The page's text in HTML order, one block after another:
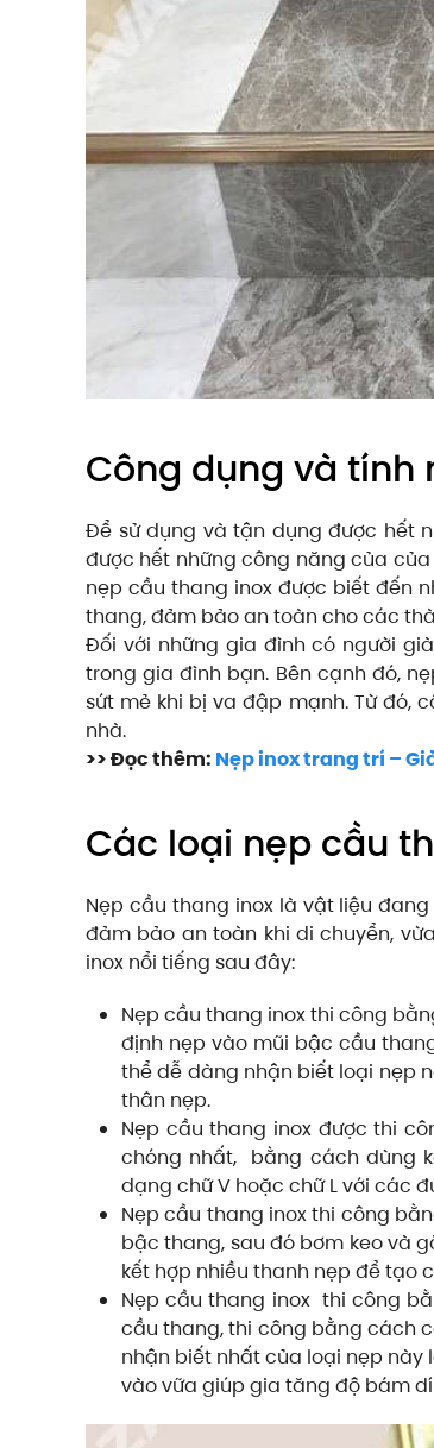
Công dụng và tính
Để sử dụng và tận dụng được hết
được hết những công năng của
nẹp cầu thang inox được biết đến
thang, đảm bảo an toàn cho các
Đối với những gia đình có người
trong gia đình bạn. Bên cạnh đó,
sứt mẻ khi bị va đập mạnh. Từ đó,
nhà.
>> Đọc thêm: Nẹp inox trang trí –
Các loại nẹp cầu
Nẹp cầu thang inox là vật liệu
đảm bảo an toàn khi di chuyển,
inox nổi tiếng sau đây:
Nẹp cầu thang inox thi công
định nẹp vào mũi bậc cầu
thể dễ dàng nhận biết loại nẹp
thân nẹp.
Nẹp cầu thang inox được thi
chóng nhất, bằng cách dùng
dạng chữ V hoặc chữ L với các
Nẹp cầu thang inox thi công
bậc thang, sau đó bơm keo và
kết hợp nhiều thanh nẹp để tạo
Nẹp cầu thang inox thi công
cầu thang, thi công bằng cách
nhận biết nhất của loại nẹp
vào vữa giúp gia tăng độ bám